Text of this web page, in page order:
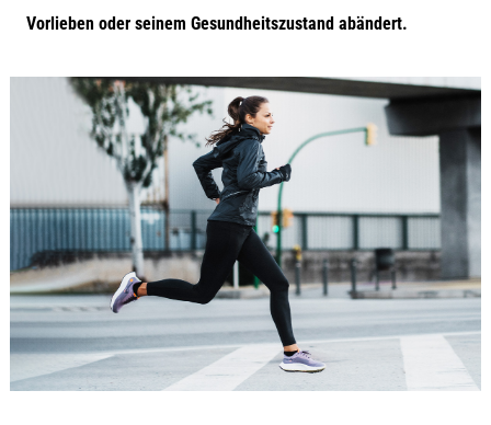
Vorlieben oder seinem Gesundheitszustand abändert.